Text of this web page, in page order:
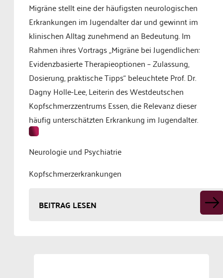
Migräne stellt eine der häufigsten neurologischen
Erkrankungen im Jugendalter dar und gewinnt im
klinischen Alltag zunehmend an Bedeutung. Im
Rahmen ihres Vortrags „Migräne bei Jugendlichen:
Evidenzbasierte Therapieoptionen – Zulassung,
Dosierung, praktische Tipps“ beleuchtete Prof. Dr.
Dagny Holle-Lee, Leiterin des Westdeutschen
Kopfschmerzzentrums Essen, die Relevanz dieser
häufig unterschätzten Erkrankung im Jugendalter.
Neurologie und Psychiatrie
Kopfschmerzerkrankungen
BEITRAG LESEN